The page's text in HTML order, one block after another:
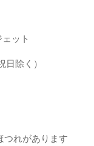
ット
除く）
つれがあります